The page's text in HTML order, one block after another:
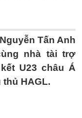
Tấn Anh
nhà tài trợ
U23 châu Á
HAGL.